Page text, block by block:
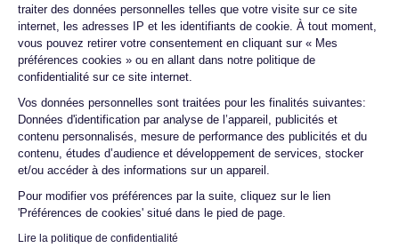
traiter des données personnelles telles que votre visite sur ce site
internet, les adresses IP et les identifiants de cookie. À tout moment,
vous pouvez retirer votre consentement en cliquant sur « Mes
préférences cookies » ou en allant dans notre politique de
confidentialité sur ce site internet.
Vos données personnelles sont traitées pour les finalités suivantes:
Données d'identification par analyse de l’appareil, publicités et
contenu personnalisés, mesure de performance des publicités et du
contenu, études d’audience et développement de services, stocker
et/ou accéder à des informations sur un appareil.
Pour modifier vos préférences par la suite, cliquez sur le lien
'Préférences de cookies' situé dans le pied de page.
Lire la politique de confidentialité
Axeptio consent